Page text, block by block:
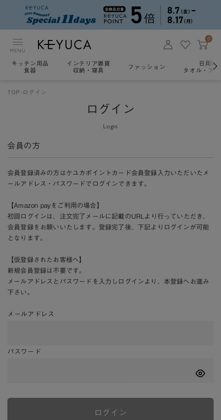
MENU
0
キッチン用品
食器
インテリア雑貨
収納・寝具
ファッション
日用雑
タオル・ア
TOP ログイン
ログイン
Login
会員の方
会員登録済みの方はケユカポイントカード会員登録入力いただいたメ
ールアドレス・パスワードでログインできます。
【Amazon payをご利用の場合】
初回ログインは、注文完了メールに記載のURLより行っていただき、
会員登録をお願いいたします。登録完了後、下記よりログインが可能
となります。
【仮登録されたお客様へ】
新規会員登録は不要です。
メールアドレスとパスワードを入力しログインより、本登録へお進み
下さい。
メールアドレス
パスワード
ログイン